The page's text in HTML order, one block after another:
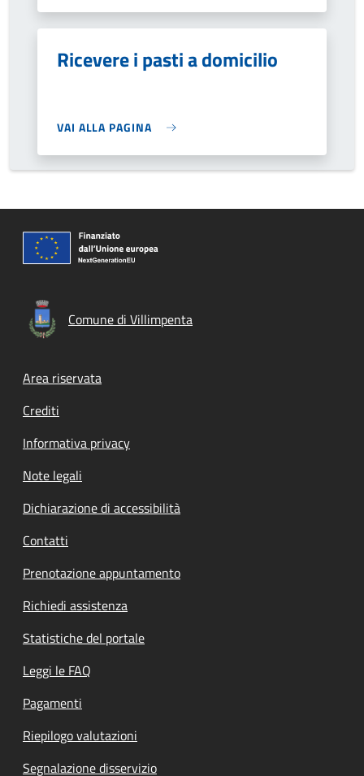
Ricevere i pasti a domicilio
VAI ALLA PAGINA
Comune di Villimpenta
Footer menu
Area riservata
Crediti
Informativa privacy
Note legali
Dichiarazione di accessibilità
Contatti
Prenotazione appuntamento
Richiedi assistenza
Statistiche del portale
Leggi le FAQ
Pagamenti
Riepilogo valutazioni
Segnalazione disservizio